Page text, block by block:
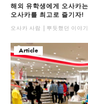
해외 유학생에게 오사카
오사카를 최고로 즐기자!
오사카 사람 뿌듯했던 이야기
Article